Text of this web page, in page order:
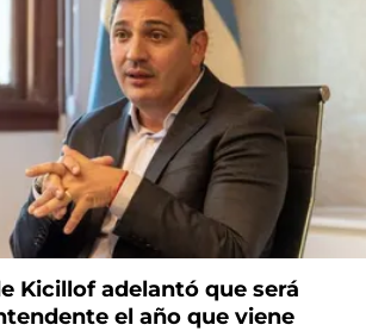
Kicillof adelantó que será
el año que viene